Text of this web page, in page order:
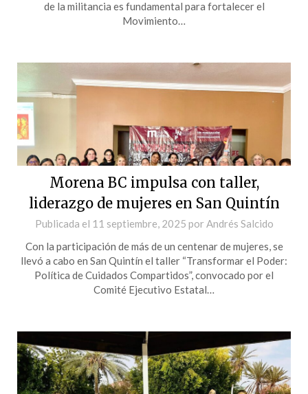
de la militancia es fundamental para fortalecer el
Movimiento…
Morena BC impulsa con taller,
liderazgo de mujeres en San Quintín
Publicada el 11 septiembre, 2025 por Andrés Salcido
Con la participación de más de un centenar de mujeres, se
llevó a cabo en San Quintín el taller “Transformar el Poder:
Política de Cuidados Compartidos”, convocado por el
Comité Ejecutivo Estatal…